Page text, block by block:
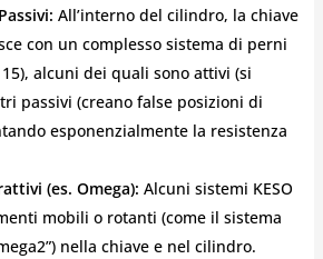
All’interno del cilindro, la chiave
con un complesso sistema di perni
alcuni dei quali sono attivi (si
passivi (creano false posizioni di
esponenzialmente la resistenza
(es. Omega): Alcuni sistemi KESO
mobili o rotanti (come il sistema
nella chiave e nel cilindro.